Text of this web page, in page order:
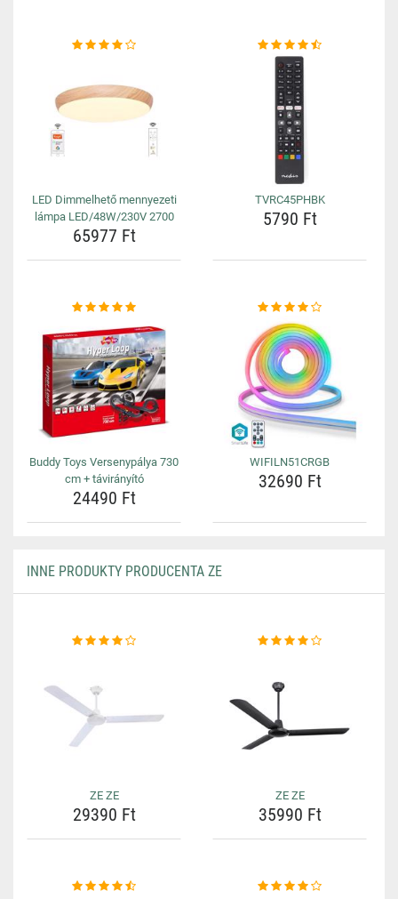
LED Dimmelhető mennyezeti
lámpa LED/48W/230V 2700
65977 Ft
TVRC45PHBK
5790 Ft
Buddy Toys Versenypálya 730
cm + távirányító
24490 Ft
WIFILN51CRGB
32690 Ft
INNE PRODUKTY PRODUCENTA ZE
ZE ZE
29390 Ft
ZE ZE
35990 Ft